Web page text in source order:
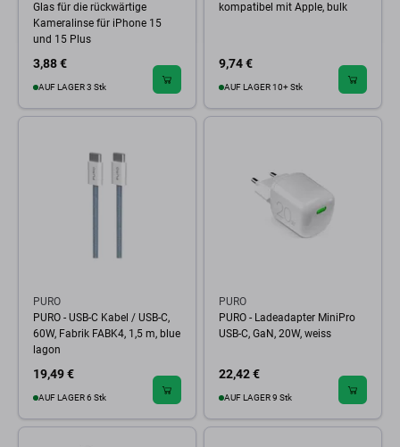
Glas für die rückwärtige
Kameralinse für iPhone 15
und 15 Plus
3,88 €
AUF LAGER 3 Stk
kompatibel mit Apple, bulk
9,74 €
AUF LAGER 10+ Stk
PURO
PURO - USB-C Kabel / USB-C,
60W, Fabrik FABK4, 1,5 m, blue
lagon
19,49 €
AUF LAGER 6 Stk
PURO
PURO - Ladeadapter MiniPro
USB-C, GaN, 20W, weiss
22,42 €
AUF LAGER 9 Stk